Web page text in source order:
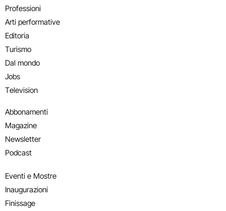
Professioni
Arti performative
Editoria
Turismo
Dal mondo
Jobs
Television
Abbonamenti
Magazine
Newsletter
Podcast
Eventi e Mostre
Inaugurazioni
Finissage